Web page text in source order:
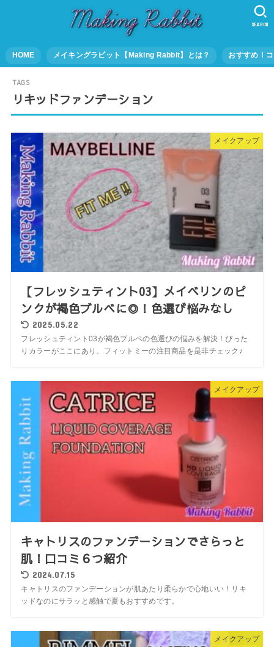
HOME メイキングラビット【Making Rabbit】とは？ おすすめ！
SEARCH
リキッドファンデーション
メイクアップ
【フレッシュティント03】メイベリンのピ
ンクが褐色ブルベに◎！色選び悩みなし
2025.05.22
フレッシュティント03が褐色ブルベの色選びの悩みを解決！ぴった
りカラーがここにあり。フィットミーの注目商品を是非チェック♪
メイクアップ
キャトリスのファンデーションでさらっと
肌！口コミ６つ紹介
2024.07.15
キャトリスのファンデーションが肌あたり柔らかで心地いい！リキ
ッドなのにサラッと感触で夏もおすすめです。
メイクアップ